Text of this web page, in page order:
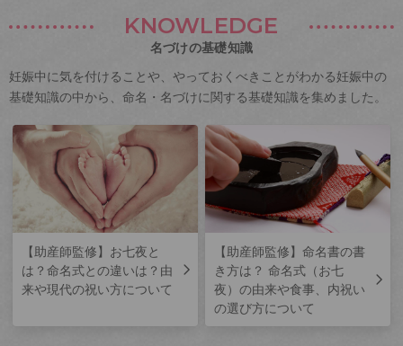
KNOWLEDGE
名づけの基礎知識
妊娠中に気を付けることや、やっておくべきことがわかる妊娠中の
基礎知識の中から、命名・名づけに関する基礎知識を集めました。
【助産師監修】お七夜と
は？命名式との違いは？由
来や現代の祝い方について
【助産師監修】命名書の書
き方は？ 命名式（お七
夜）の由来や食事、内祝い
の選び方について